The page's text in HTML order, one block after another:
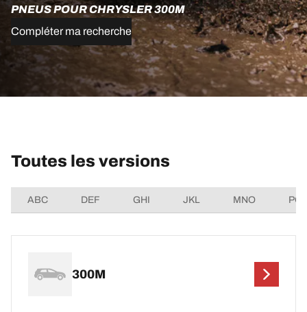
PNEUS POUR CHRYSLER 300M
Compléter ma recherche
Toutes les versions
ABC DEF GHI JKL MNO
300M